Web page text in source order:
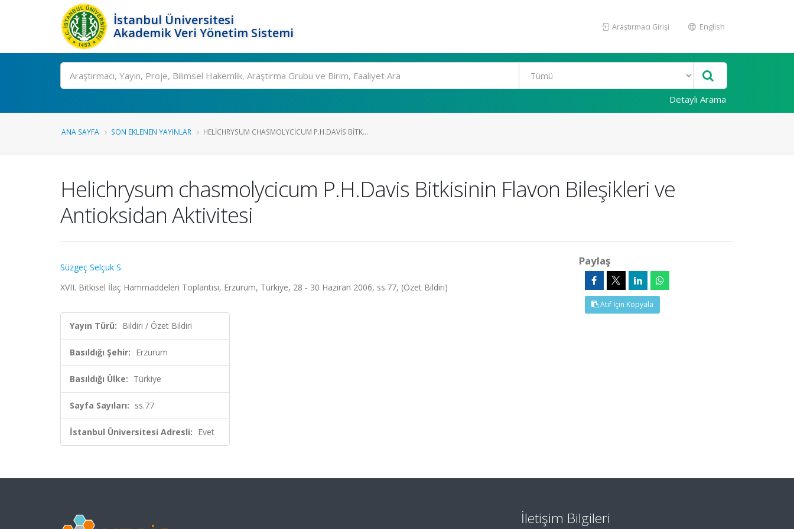
İstanbul Üniversitesi
Akademik Veri Yönetim Sistemi
Araştırmacı Girişi English
Ara
Detaylı Arama
ANA SAYFA SON EKLENEN YAYINLAR HELICHRYSUM CHASMOLYCICUM P.H.DAVIS BITK...
Helichrysum chasmolycicum P.H.Davis Bitkisinin Flavon Bileşikleri ve
Antioksidan Aktivitesi
Süzgeç Selçuk S.
XVII. Bitkisel İlaç Hammaddeleri Toplantısı, Erzurum, Türkiye, 28 - 30 Haziran 2006, ss.77, (Özet Bildiri)
Yayın Türü: Bildiri / Özet Bildiri
Basıldığı Şehir: Erzurum
Basıldığı Ülke: Türkiye
Sayfa Sayıları: ss.77
İstanbul Üniversitesi Adresli: Evet
Paylaş
Atıf İçin Kopyala
İletişim Bilgileri